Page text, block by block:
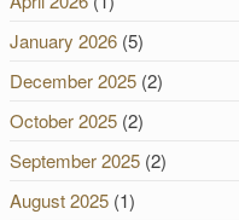
January 2026(5)
December 2025(2)
October 2025(2)
September 2025(2)
August 2025(1)